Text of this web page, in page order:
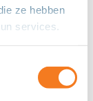
ze hebben
services.
plezier hebben